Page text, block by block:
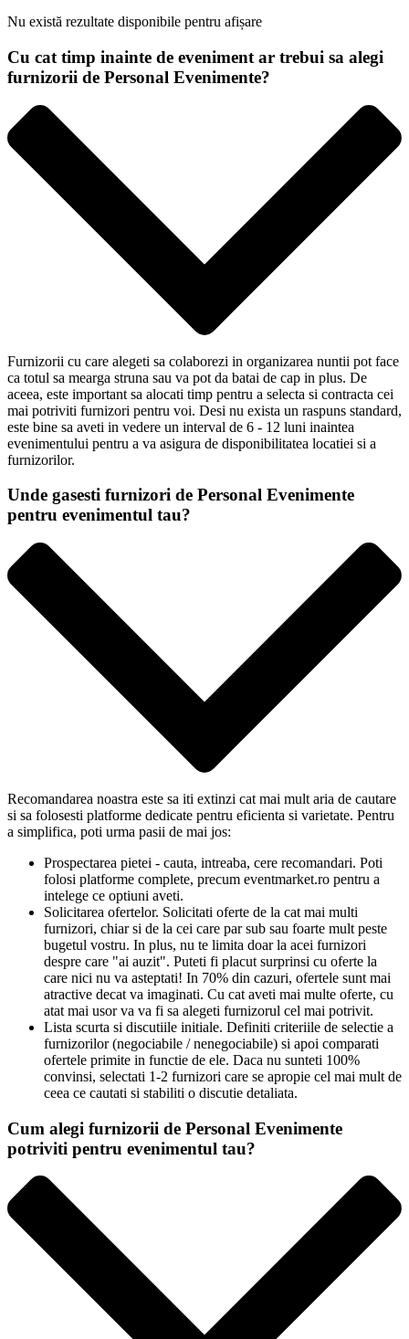
Nu există rezultate disponibile pentru afișare
Cu cat timp inainte de eveniment ar trebui sa alegi
furnizorii de Personal Evenimente?
Furnizorii cu care alegeti sa colaborezi in organizarea nuntii pot face
ca totul sa mearga struna sau va pot da batai de cap in plus. De
aceea, este important sa alocati timp pentru a selecta si contracta cei
mai potriviti furnizori pentru voi. Desi nu exista un raspuns standard,
este bine sa aveti in vedere un interval de 6 - 12 luni inaintea
evenimentului pentru a va asigura de disponibilitatea locatiei si a
furnizorilor.
Unde gasesti furnizori de Personal Evenimente
pentru evenimentul tau?
Recomandarea noastra este sa iti extinzi cat mai mult aria de cautare
si sa folosesti platforme dedicate pentru eficienta si varietate. Pentru
a simplifica, poti urma pasii de mai jos:
Prospectarea pietei - cauta, intreaba, cere recomandari. Poti
folosi platforme complete, precum eventmarket.ro pentru a
intelege ce optiuni aveti.
Solicitarea ofertelor. Solicitati oferte de la cat mai multi
furnizori, chiar si de la cei care par sub sau foarte mult peste
bugetul vostru. In plus, nu te limita doar la acei furnizori
despre care "ai auzit". Puteti fi placut surprinsi cu oferte la
care nici nu va asteptati! In 70% din cazuri, ofertele sunt mai
atractive decat va imaginati. Cu cat aveti mai multe oferte, cu
atat mai usor va va fi sa alegeti furnizorul cel mai potrivit.
Lista scurta si discutiile initiale. Definiti criteriile de selectie a
furnizorilor (negociabile / nenegociabile) si apoi comparati
ofertele primite in functie de ele. Daca nu sunteti 100%
convinsi, selectati 1-2 furnizori care se apropie cel mai mult de
ceea ce cautati si stabiliti o discutie detaliata.
Cum alegi furnizorii de Personal Evenimente
potriviti pentru evenimentul tau?